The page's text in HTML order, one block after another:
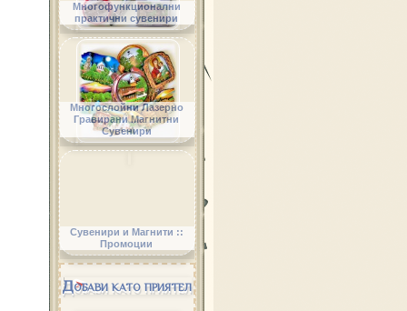
Многофункционални
практични сувенири
Многослойни Лазерно
Гравирани Магнитни
Сувенири
Сувенири и Магнити ::
Промоции
Добави като приятел